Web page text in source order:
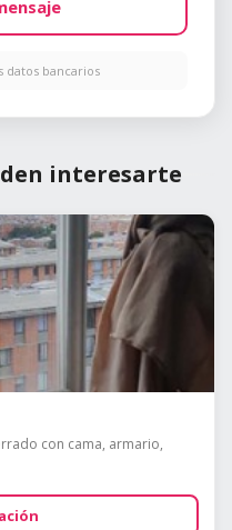
datos bancarios
interesarte
con cama, armario,